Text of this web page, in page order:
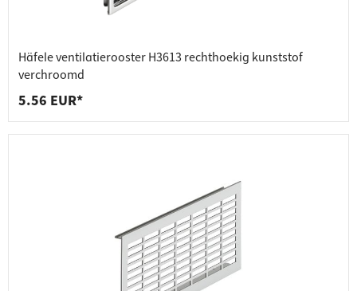
Häfele ventilatierooster H3613 rechthoekig kunststof
verchroomd
5.56 EUR*